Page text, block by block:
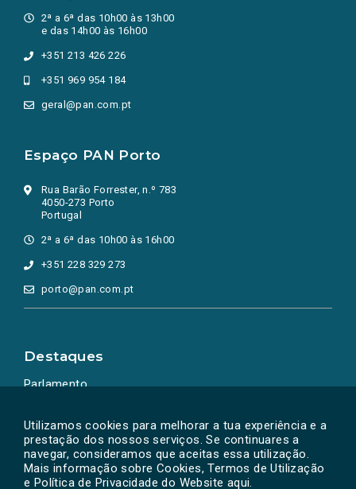
Utilizamos cookies para melhorar a tua experiência e a
prestação dos nossos serviços. Se continuares a
navegar, consideramos que aceitas essa utilização.
Mais informação sobre Cookies, Termos de Utilização
e Política de Privacidade do Website aqui.
2ª a 6ª das 10h00 às 13h00
e das 14h00 às 16h00
+351 213 426 226
+351 969 954 184
geral@pan.com.pt
Espaço PAN Porto
Rua Barão Forrester, n.º 783
4050-273 Porto
Portugal
2ª a 6ª das 10h00 às 16h00
+351 228 329 273
porto@pan.com.pt
Destaques
Parlamento